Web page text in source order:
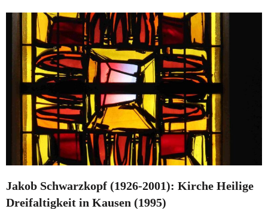
Jakob Schwarzkopf (1926-2001): Kirche Heilige
Dreifaltigkeit in Kausen (1995)